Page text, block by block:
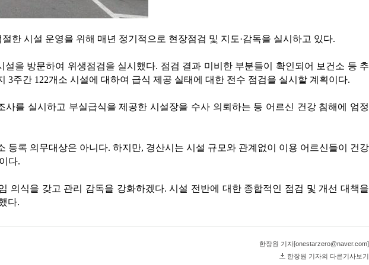
한 시설 운영을 위해 매년 정기적으로 현장점검 및 지도·감독을 실시하고 있다.
을 방문하여 위생점검을 실시했다. 점검 결과 미비한 부분들이 확인되어 보건소 등 추
주간 122개소 시설에 대하여 급식 제공 실태에 대한 전수 점검을 실시할 계획이다.
를 실시하고 부실급식을 제공한 시설장을 수사 의뢰하는 등 어르신 건강 침해에 엄정
록 의무대상은 아니다. 하지만, 경산시는 시설 규모와 관계없이 이용 어르신들이 건강
다.
의식을 갖고 관리 감독을 강화하겠다. 시설 전반에 대한 종합적인 점검 및 개선 대책을
다.
한장원 기자[onestarzero@naver.com]
한장원 기자의 다른기사보기